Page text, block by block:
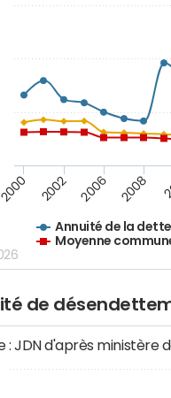
Annuité de la
Moyenne
2000 2002 2006 2008
de
: JDN d'après ministère